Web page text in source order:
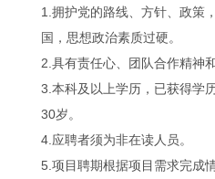
1.拥护党的路线、方针、政策
国，思想政治素质过硬。
2.具有责任心、团队合作精神
3.本科及以上学历，已获得学
30岁。
4.应聘者须为非在读人员。
5.项目聘期根据项目需求完成